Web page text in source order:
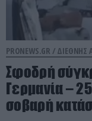
PRONEWS.GR / ΔΙΕΘΝΗΣ
Σφοδρή
Γερμανία –
σοβαρή